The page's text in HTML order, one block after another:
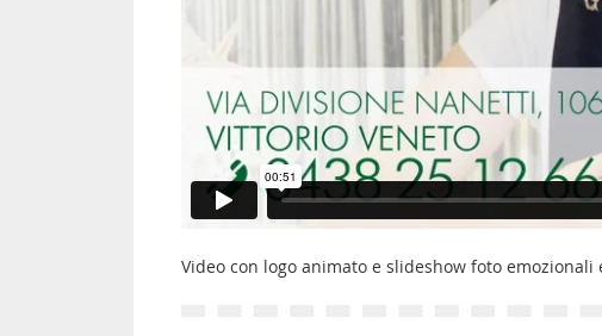
Video con logo animato e slideshow foto